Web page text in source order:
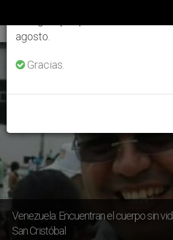
ÚLTIMAS NOTICIAS
Venezuela: Encuentran el cuerpo sin
San Cristóbal
agosto.
Gracias.